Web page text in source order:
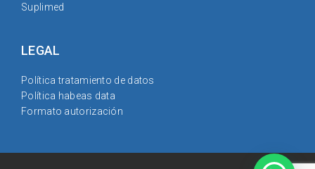
Suplimed
LEGAL
Política tratamiento de datos
Política habeas data
Formato autorización